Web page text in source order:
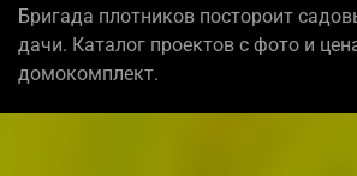
Бригада плотников постороит
дачи. Каталог проектов с фото и
домокомплект.